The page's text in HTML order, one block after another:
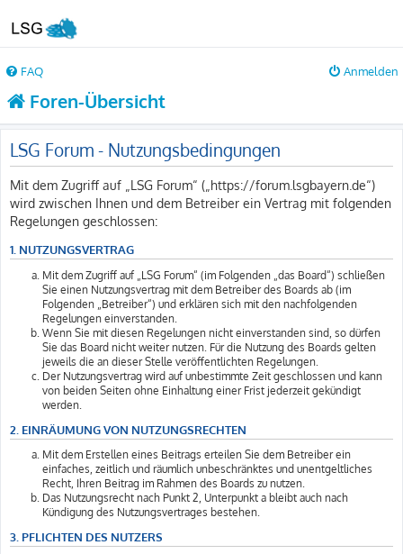
FAQ Anmelden
Foren-Übersicht
LSG Forum - Nutzungsbedingungen
Mit dem Zugriff auf „LSG Forum“ („https://forum.lsgbayern.de“)
wird zwischen Ihnen und dem Betreiber ein Vertrag mit folgenden
Regelungen geschlossen:
1. NUTZUNGSVERTRAG
Mit dem Zugriff auf „LSG Forum“ (im Folgenden „das Board“) schließen
Sie einen Nutzungsvertrag mit dem Betreiber des Boards ab (im
Folgenden „Betreiber“) und erklären sich mit den nachfolgenden
Regelungen einverstanden.
Wenn Sie mit diesen Regelungen nicht einverstanden sind, so dürfen
Sie das Board nicht weiter nutzen. Für die Nutzung des Boards gelten
jeweils die an dieser Stelle veröffentlichten Regelungen.
Der Nutzungsvertrag wird auf unbestimmte Zeit geschlossen und kann
von beiden Seiten ohne Einhaltung einer Frist jederzeit gekündigt
werden.
2. EINRÄUMUNG VON NUTZUNGSRECHTEN
Mit dem Erstellen eines Beitrags erteilen Sie dem Betreiber ein
einfaches, zeitlich und räumlich unbeschränktes und unentgeltliches
Recht, Ihren Beitrag im Rahmen des Boards zu nutzen.
Das Nutzungsrecht nach Punkt 2, Unterpunkt a bleibt auch nach
Kündigung des Nutzungsvertrages bestehen.
3. PFLICHTEN DES NUTZERS